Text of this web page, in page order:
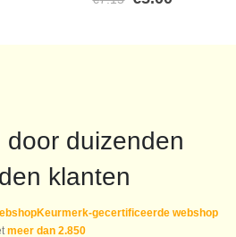
door duizenden
klanten
gecertificeerde webshop
meer dan 2.850